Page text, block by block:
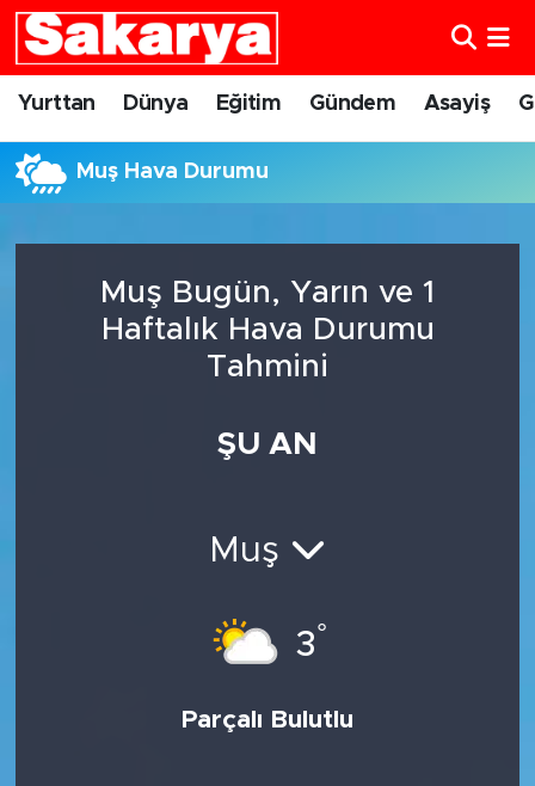
Yurttan Dünya Eğitim Gündem Asayiş
Muş Hava Durumu
Muş Bugün, Yarın ve 1
Haftalık Hava Durumu
Tahmini
ŞU AN
Muş
3°
Parçalı Bulutlu
Yurttan
Eskişehirspor
Eskişehir Nöbetçi Eczaneler
Süper Lig Puan Durumu ve Fikstür
Son Dakika Haberleri